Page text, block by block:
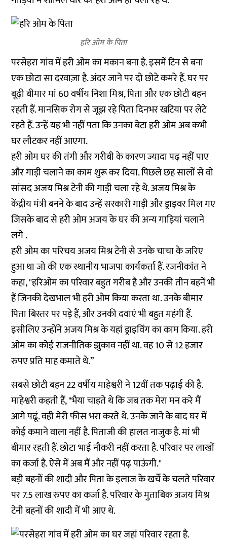
हरि ओम के पिता
परसेहरा गांव में हरी ओम का मकान बना है. इसमें टिन से बना
एक छोटा सा दरवाज़ा है. अंदर जाने पर दो छोटे कमरे हैं. घर पर
बूढ़ी बीमार मां 60 वर्षीय निशा मिश्र, पिता और एक छोटी बहन
रहती हैं. मानसिक रोग से जूझ रहे पिता दिनभर खटिया पर लेटे
रहते हैं. उन्हें यह भी नहीं पता कि उनका बेटा हरी ओम अब कभी
घर लौटकर नहीं आएगा.
हरी ओम घर की तंगी और गरीबी के कारण ज्यादा पढ़ नहीं पाए
और गाड़ी चलाने का काम शुरू कर दिया. पिछले छह सालों से वो
सांसद अजय मिश्र टेनी की गाड़ी चला रहे थे. अजय मिश्र के
केंद्रीय मंत्री बनने के बाद उन्हें सरकारी गाड़ी और ड्राइवर मिल गए
जिसके बाद से हरी ओम अजय के घर की अन्य गाड़ियां चलाने
लगे .
हरी ओम का परिचय अजय मिश्र टेनी से उनके चाचा के जरिए
हुआ था जो की एक स्थानीय भाजपा कार्यकर्ता हैं. रजनीकांत ने
कहा, "हरिओम का परिवार बहुत गरीब है और उनकी तीन बहनें भी
हैं जिनकी देखभाल भी हरी ओम किया करता था. उनके बीमार
पिता बिस्तर पर पड़े हैं, और उनकी दवाएं भी बहुत महंगी हैं.
इसीलिए उन्होंने अजय मिश्र के यहां ड्राइविंग का काम किया. हरी
ओम का कोई राजनीतिक झुकाव नहीं था. वह 10 से 12 हजार
रुपए प्रति माह कमाते थे.”
सबसे छोटी बहन 22 वर्षीय माहेश्वरी ने 12वीं तक पढ़ाई की है.
माहेश्वरी कहती हैं, "भैया चाहते थे कि जब तक मेरा मन करे मैं
आगे पढूं. वही मेरी फीस भरा करते थे. उनके जाने के बाद घर में
कोई कमाने वाला नहीं है. पिताजी की हालत नाजुक है. मां भी
बीमार रहती हैं. छोटा भाई नौकरी नहीं करता है. परिवार पर लाखों
का कर्जा है. ऐसे में अब मैं और नहीं पढ़ पाऊंगी."
बड़ी बहनों की शादी और पिता के इलाज के खर्चे के चलते परिवार
पर 7.5 लाख रुपए का कर्जा है. परिवार के मुताबिक अजय मिश्र
टेनी बहनों की शादी में भी आए थे.